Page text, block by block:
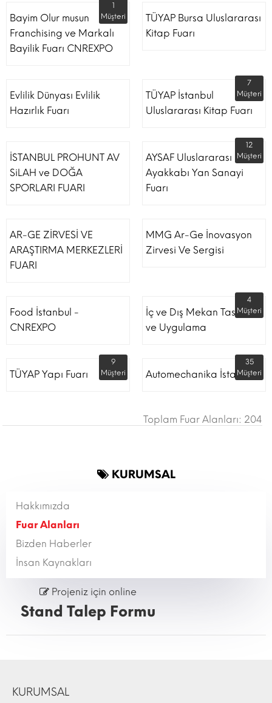
Bayim Olur musun
Franchising ve Markalı
Bayilik Fuarı CNREXPO
1
Müşteri
TÜYAP Bursa Uluslararası
Kitap Fuarı
Evlilik Dünyası Evlilik
Hazırlık Fuarı
TÜYAP İstanbul
Uluslararası Kitap Fuarı
7
Müşteri
İSTANBUL PROHUNT AV
SiLAH ve DOĞA
SPORLARI FUARI
AYSAF Uluslararası
Ayakkabı Yan Sanayi
Fuarı
12
Müşteri
AR-GE ZİRVESİ VE
ARAŞTIRMA MERKEZLERİ
FUARI
MMG Ar-Ge İnovasyon
Zirvesi Ve Sergisi
Food İstanbul -
CNREXPO
İç ve Dış Mekan Tasarım
ve Uygulama
4
Müşteri
TÜYAP Yapı Fuarı
9
Müşteri
Automechanika İstanbul
35
Müşteri
Toplam Fuar Alanları: 204
KURUMSAL
Hakkımızda
Fuar Alanları
Bizden Haberler
İnsan Kaynakları
Projeniz için online
Stand Talep Formu
KURUMSAL